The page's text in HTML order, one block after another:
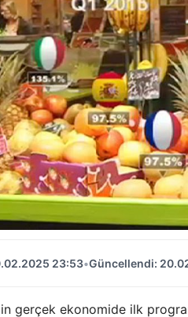
23:53•Güncellendi:
gerçek ekonomide ilk